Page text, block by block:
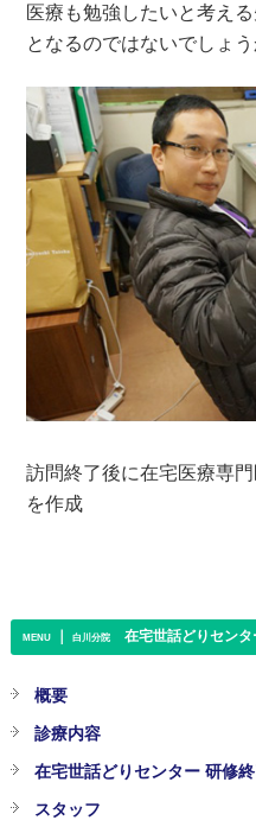
医療も勉強したいと考え
となるのではないでしょう
訪問終了後に在宅医療専
を作成
MENU｜ 白川分院在宅世話どりセンタ
概要
診療内容
在宅世話どりセンター 研修
スタッフ